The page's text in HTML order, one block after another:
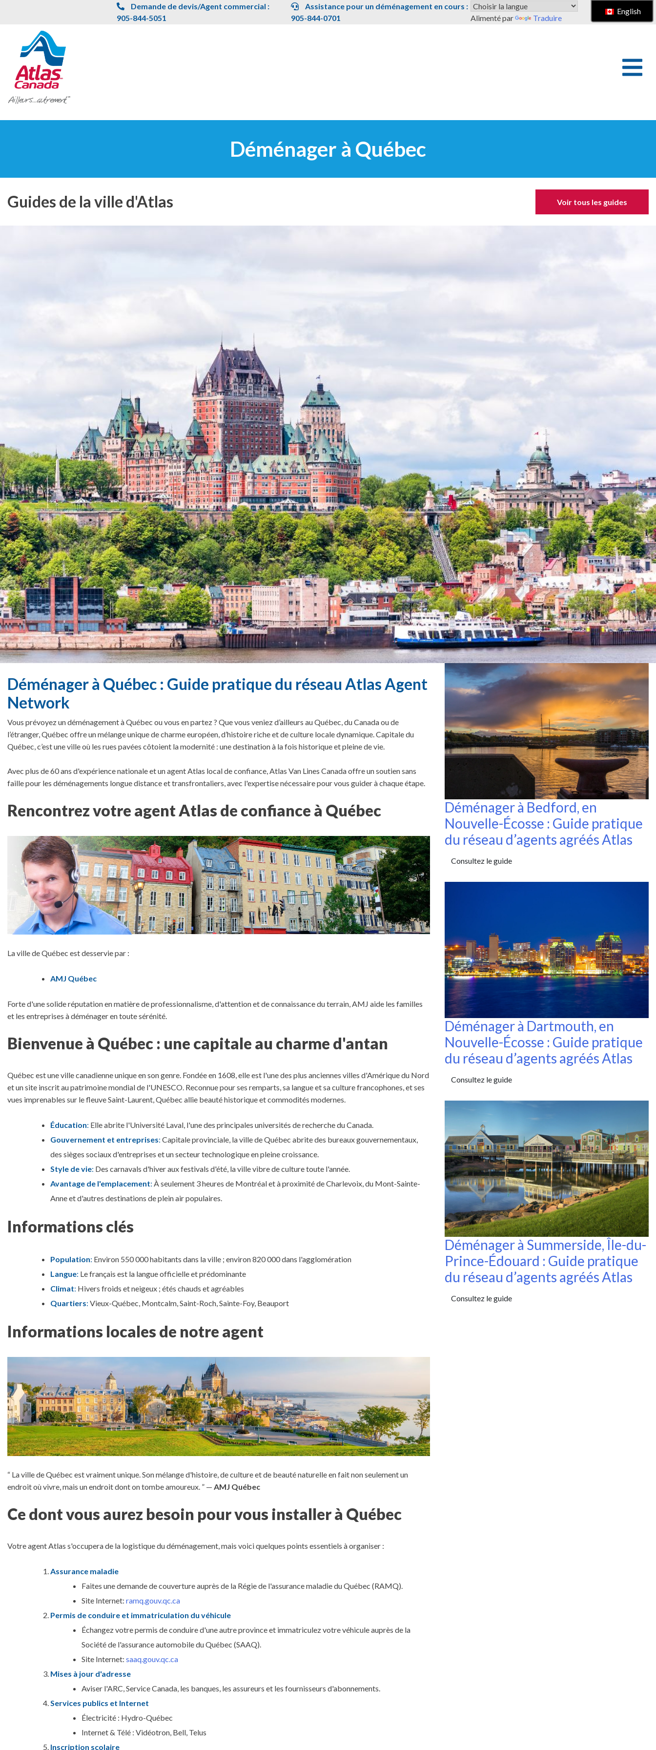
Demande de devis/Agent commercial :
905-844-5051
Assistance pour un déménagement en cours :
905-844-0701
Alimenté par Traduire
English
Déménager à Québec
Guides de la ville d'Atlas Voir tous les guides
Déménager à Québec : Guide pratique du réseau Atlas Agent
Network
Vous prévoyez un déménagement à Québec ou vous en partez ? Que vous veniez d’ailleurs au Québec, du Canada ou de
l’étranger, Québec offre un mélange unique de charme européen, d’histoire riche et de culture locale dynamique. Capitale du
Québec, c’est une ville où les rues pavées côtoient la modernité : une destination à la fois historique et pleine de vie.
Avec plus de 60 ans d'expérience nationale et un agent Atlas local de confiance, Atlas Van Lines Canada offre un soutien sans
faille pour les déménagements longue distance et transfrontaliers, avec l'expertise nécessaire pour vous guider à chaque étape.
Rencontrez votre agent Atlas de confiance à Québec
La ville de Québec est desservie par :
AMJ Québec
Forte d'une solide réputation en matière de professionnalisme, d'attention et de connaissance du terrain, AMJ aide les familles
et les entreprises à déménager en toute sérénité.
Bienvenue à Québec : une capitale au charme d'antan
Québec est une ville canadienne unique en son genre. Fondée en 1608, elle est l'une des plus anciennes villes d'Amérique du Nord
et un site inscrit au patrimoine mondial de l'UNESCO. Reconnue pour ses remparts, sa langue et sa culture francophones, et ses
vues imprenables sur le fleuve Saint-Laurent, Québec allie beauté historique et commodités modernes.
Éducation: Elle abrite l'Université Laval, l'une des principales universités de recherche du Canada.
Gouvernement et entreprises: Capitale provinciale, la ville de Québec abrite des bureaux gouvernementaux,
des sièges sociaux d'entreprises et un secteur technologique en pleine croissance.
Style de vie: Des carnavals d'hiver aux festivals d'été, la ville vibre de culture toute l'année.
Avantage de l'emplacement: À seulement 3 heures de Montréal et à proximité de Charlevoix, du Mont-Sainte-
Anne et d'autres destinations de plein air populaires.
Informations clés
Population: Environ 550 000 habitants dans la ville ; environ 820 000 dans l'agglomération
Langue: Le français est la langue officielle et prédominante
Climat: Hivers froids et neigeux ; étés chauds et agréables
Quartiers: Vieux-Québec, Montcalm, Saint-Roch, Sainte-Foy, Beauport
Informations locales de notre agent
“ La ville de Québec est vraiment unique. Son mélange d'histoire, de culture et de beauté naturelle en fait non seulement un
endroit où vivre, mais un endroit dont on tombe amoureux. ” — AMJ Québec
Ce dont vous aurez besoin pour vous installer à Québec
Votre agent Atlas s'occupera de la logistique du déménagement, mais voici quelques points essentiels à organiser :
Assurance maladie
Faites une demande de couverture auprès de la Régie de l'assurance maladie du Québec (RAMQ).
Site Internet: ramq.gouv.qc.ca
Permis de conduire et immatriculation du véhicule
Échangez votre permis de conduire d'une autre province et immatriculez votre véhicule auprès de la
Société de l'assurance automobile du Québec (SAAQ).
Site Internet: saaq.gouv.qc.ca
Mises à jour d'adresse
Aviser l'ARC, Service Canada, les banques, les assureurs et les fournisseurs d'abonnements.
Services publics et Internet
Électricité : Hydro-Québec
Internet & Télé : Vidéotron, Bell, Telus
Inscription scolaire
Déménager à Bedford, en
Nouvelle-Écosse : Guide pratique
du réseau d’agents agréés Atlas
Consultez le guide
Déménager à Dartmouth, en
Nouvelle-Écosse : Guide pratique
du réseau d’agents agréés Atlas
Consultez le guide
Déménager à Summerside, Île-du-
Prince-Édouard : Guide pratique
du réseau d’agents agréés Atlas
Consultez le guide